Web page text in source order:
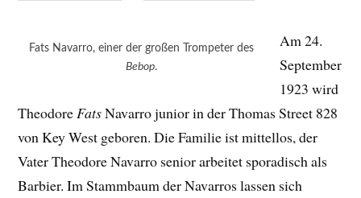
Fats Navarro, einer der großen Trompeter des
Bebop.
Am 24.
September
1923 wird
TheodoreFatsNavarro junior in der Thomas Street 828
von Key West geboren. Die Familie ist mittellos, der
Vater Theodore Navarro senior arbeitet sporadisch als
Barbier. Im Stammbaum der Navarros lassen sich